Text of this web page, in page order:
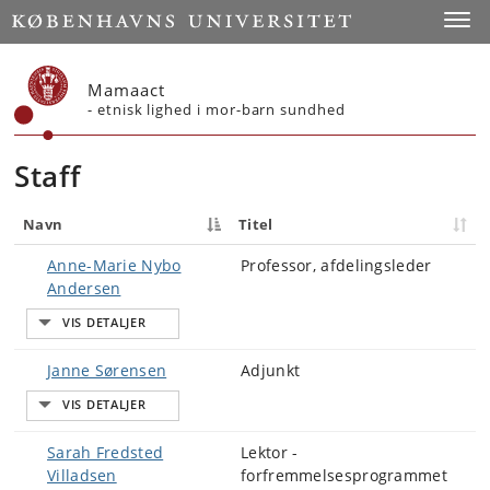
Start
Mamaact
- etnisk lighed i mor-barn sundhed
Staff
Navn Titel
Anne-Marie Nybo
Andersen
Professor, afdelingsleder
Janne Sørensen Adjunkt
Sarah Fredsted
Villadsen
Lektor -
forfremmelsesprogrammet